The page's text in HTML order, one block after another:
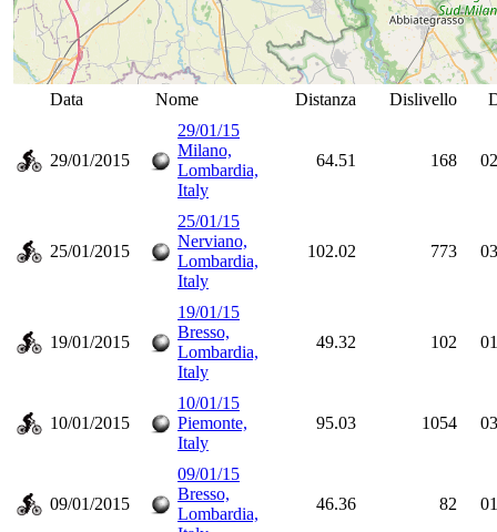
Data Nome Distanza Dislivello
29/01/2015
29/01/15
Milano,
Lombardia,
Italy
64.51 168
25/01/2015
25/01/15
Nerviano,
Lombardia,
Italy
102.02 773
19/01/2015
19/01/15
Bresso,
Lombardia,
Italy
49.32 102
10/01/2015
10/01/15
Piemonte,
Italy
95.03 1054
09/01/2015
09/01/15
Bresso,
Lombardia,
46.36 82